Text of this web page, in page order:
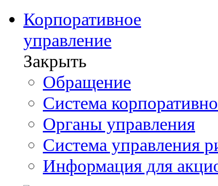
Корпоративное
управление
Закрыть
Обращение
Система
Органы управления
Система управления
Информация для